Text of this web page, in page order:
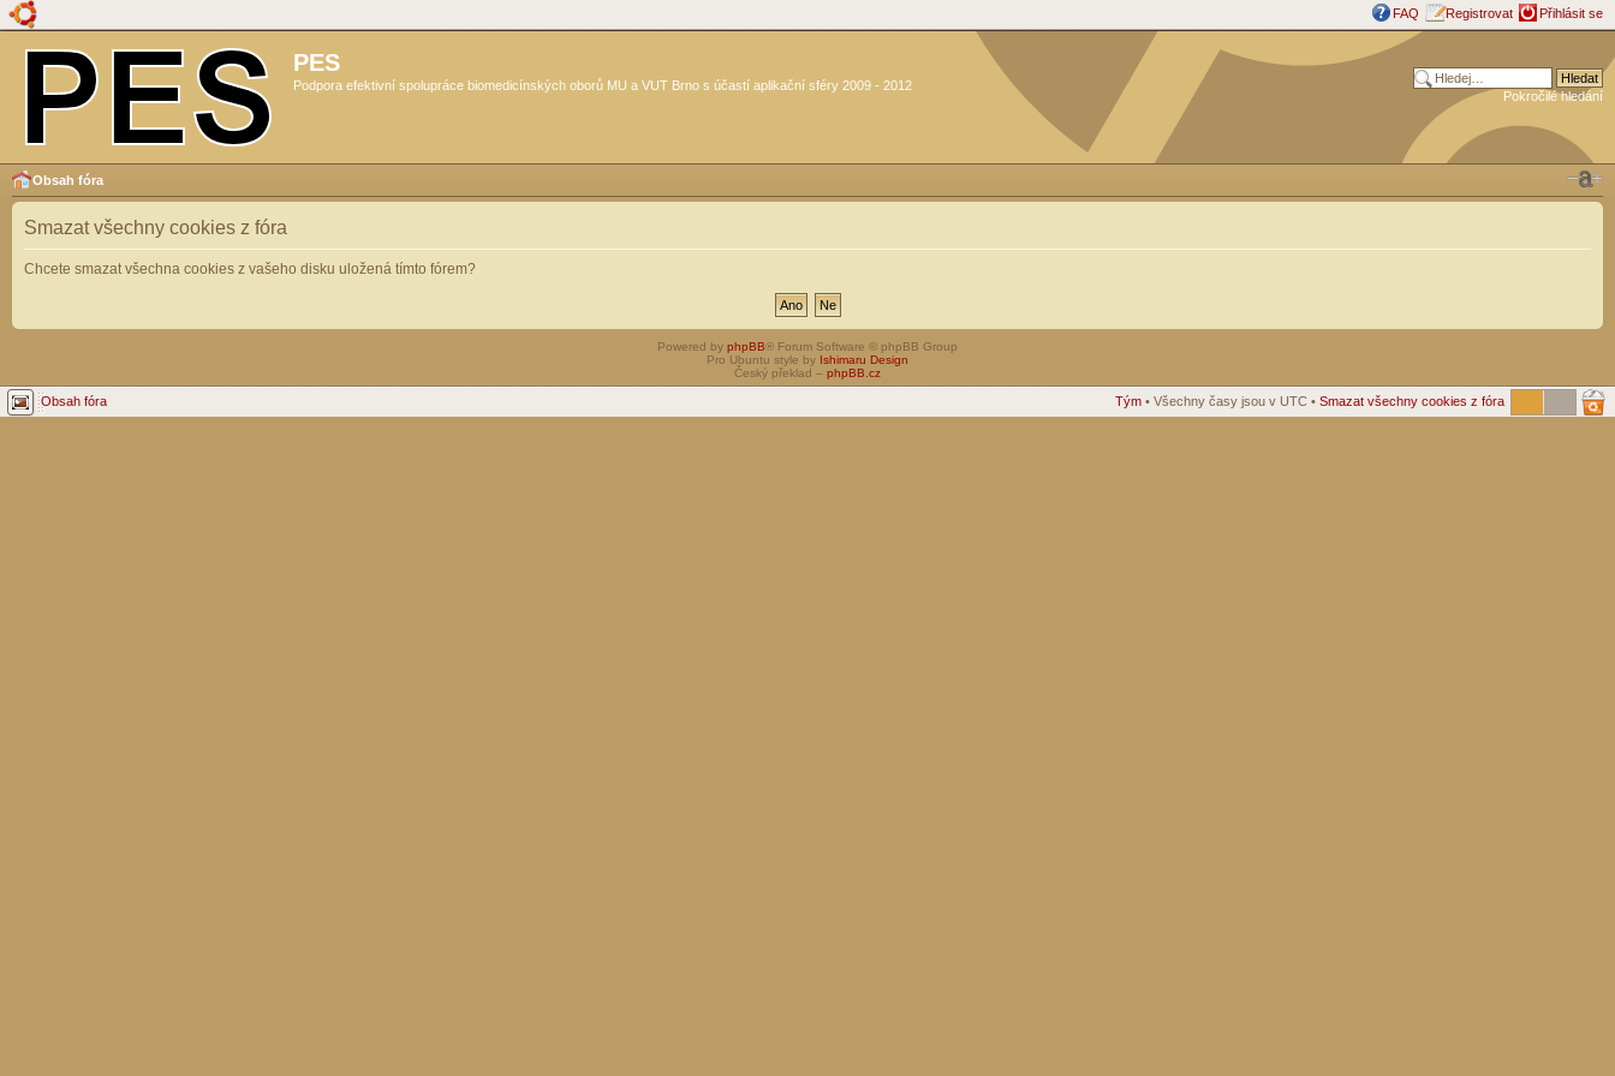
FAQ Registrovat Přihlásit se
PES
Podpora efektivní spolupráce biomedicínských oborů MU a VUT Brno s účastí aplikační sféry 2009 - 2012
Pokročilé hledání
Obsah fóra
Smazat všechny cookies z fóra
Chcete smazat všechna cookies z vašeho disku uložená tímto fórem?
Powered by phpBB® Forum Software © phpBB Group
Pro Ubuntu style by Ishimaru Design
Český překlad – phpBB.cz
Obsah fóra Tým • Všechny časy jsou v UTC • Smazat všechny cookies z fóra